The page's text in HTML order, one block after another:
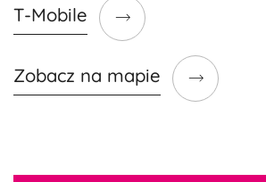
T-Mobile
Zobacz na mapie